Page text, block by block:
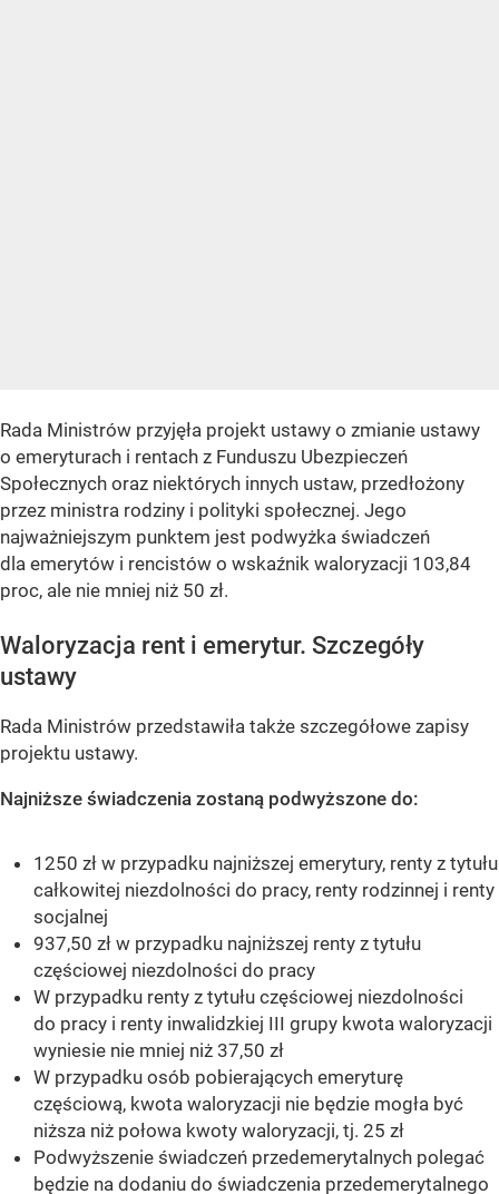
Rada Ministrów przyjęła projekt ustawy o zmianie ustawy
o emeryturach i rentach z Funduszu Ubezpieczeń
Społecznych oraz niektórych innych ustaw, przedłożony
przez ministra rodziny i polityki społecznej. Jego
najważniejszym punktem jest podwyżka świadczeń
dla emerytów i rencistów o wskaźnik waloryzacji 103,84
proc, ale nie mniej niż 50 zł.
Waloryzacja rent i emerytur. Szczegóły
ustawy
Rada Ministrów przedstawiła także szczegółowe zapisy
projektu ustawy.
Najniższe świadczenia zostaną podwyższone do:
1250 zł w przypadku najniższej emerytury, renty z tytułu
całkowitej niezdolności do pracy, renty rodzinnej i renty
socjalnej
937,50 zł w przypadku najniższej renty z tytułu
częściowej niezdolności do pracy
W przypadku renty z tytułu częściowej niezdolności
do pracy i renty inwalidzkiej III grupy kwota waloryzacji
wyniesie nie mniej niż 37,50 zł
W przypadku osób pobierających emeryturę
częściową, kwota waloryzacji nie będzie mogła być
niższa niż połowa kwoty waloryzacji, tj. 25 zł
Podwyższenie świadczeń przedemerytalnych polegać
będzie na dodaniu do świadczenia przedemerytalnego